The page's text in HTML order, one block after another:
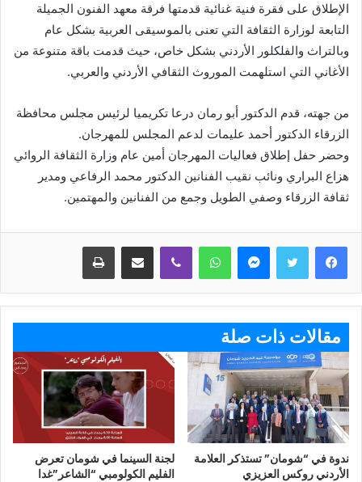
الإطلاق على فقرة فنية غنائية قدمتها فرقة معهد الفنون الجميلة
التابعة لوزارة الثقافة التي تعنى بالموسيقى العربية بشكل عام
وبالتراث والفلكلور الأردني بشكل خاص، حيث قدمت باقة متنوعة من
الأغاني التي استلهمت الموروث الثقافي الأردني والعربي.
من جهته، قدم الدكتور أبو رمان درعا تكريميا لرئيس مجلس محافظة
الزرقاء الدكتور أحمد عليمات لدعم المجلس للمهرجان.
وحضر حفل إطلاق فعاليات المهرجان أمين عام وزارة الثقافة الروائي
هزاع البراري ونائب نقيب الفنانين الدكتور محمد الرفاعي ومدير
ثقافة الزرقاء وصفي الطويل وجمع من الفنانين والمهتمين.
ماسنجر واتساب ڤايبر مشاركة عبر البريد طباعة
مقالات ذات صلة
ندوة في “شومان” تستذكر العلامة
الأردني روكس العزيزي
لجنة السينما في شومان تعرض
الفليم الكولومبي “الشاعر”غدا